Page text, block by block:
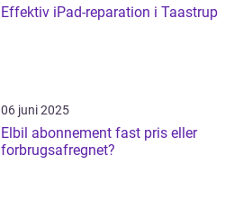
Effektiv iPad-reparation i Taastrup
06 juni 2025
Elbil abonnement fast pris eller
forbrugsafregnet?